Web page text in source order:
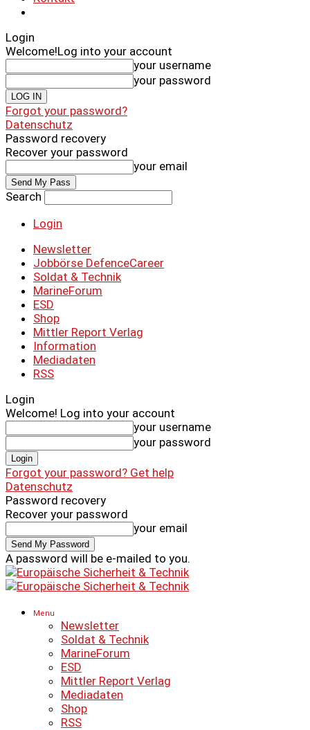
Login
Welcome!Log into your account
your username
your password
Forgot your password?
Datenschutz
Password recovery
Recover your password
your email
Search
Login
Newsletter
Jobbörse DefenceCareer
Soldat & Technik
MarineForum
ESD
Shop
Mittler Report Verlag
Information
Mediadaten
RSS
Login
Welcome! Log into your account
your username
your password
Forgot your password? Get help
Datenschutz
Password recovery
Recover your password
your email
A password will be e-mailed to you.
Menu
Newsletter
Soldat & Technik
MarineForum
ESD
Mittler Report Verlag
Mediadaten
Shop
RSS